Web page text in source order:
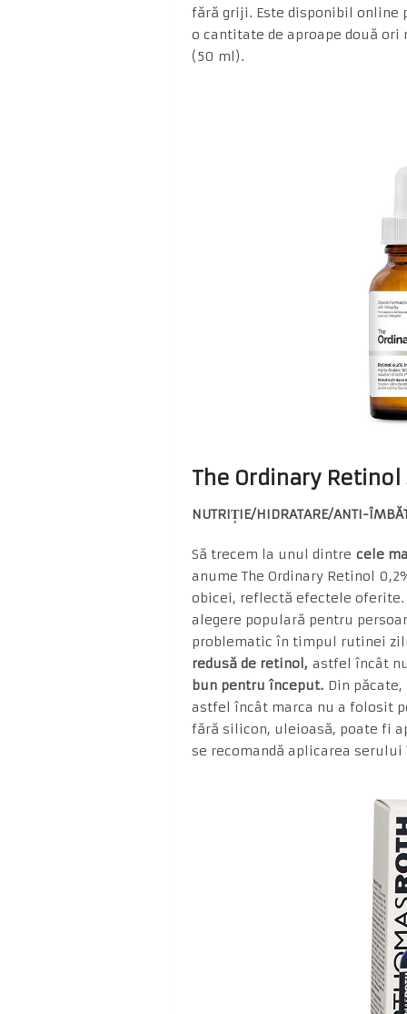
fără griji. Este disponibil online
o cantitate de aproape două ori
(50 ml).
The Ordinary Retinol
NUTRIȚIE/HIDRATARE/ANTI-
Să trecem la unul dintre cele
anume The Ordinary Retinol
obicei, reflectă efectele
alegere populară pentru
problematic în timpul rutinei
redusă de retinol, astfel încât
bun pentru început. Din
astfel încât marca nu a folosit
fără silicon, uleioasă, poate fi
se recomandă aplicarea